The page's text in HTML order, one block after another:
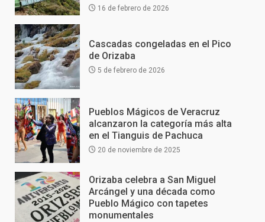
16 de febrero de 2026
Cascadas congeladas en el Pico
de Orizaba
5 de febrero de 2026
Pueblos Mágicos de Veracruz
alcanzaron la categoría más alta
en el Tianguis de Pachuca
20 de noviembre de 2025
Orizaba celebra a San Miguel
Arcángel y una década como
Pueblo Mágico con tapetes
monumentales